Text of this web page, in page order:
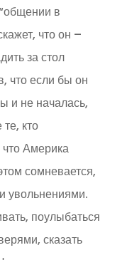
в
что он –
за стол
что если бы он
и не началась,
кто
Америка
сомневается,
увольнениями.
поулыбаться
сказать